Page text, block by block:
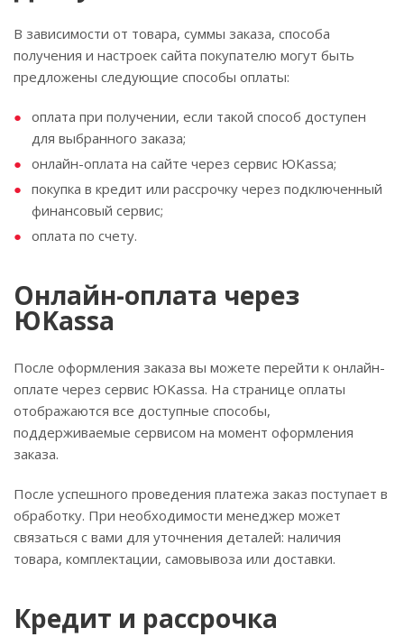
В зависимости от товара, суммы заказа, способа
получения и настроек сайта покупателю могут быть
предложены следующие способы оплаты:
оплата при получении, если такой способ доступен
для выбранного заказа;
онлайн-оплата на сайте через сервис ЮKassa;
покупка в кредит или рассрочку через подключенный
финансовый сервис;
оплата по счету.
Онлайн-оплата через
ЮKassa
После оформления заказа вы можете перейти к онлайн-
оплате через сервис ЮKassa. На странице оплаты
отображаются все доступные способы,
поддерживаемые сервисом на момент оформления
заказа.
После успешного проведения платежа заказ поступает в
обработку. При необходимости менеджер может
связаться с вами для уточнения деталей: наличия
товара, комплектации, самовывоза или доставки.
Кредит и рассрочка